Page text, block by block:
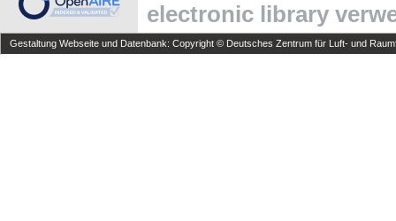
electronic library
Gestaltung Webseite und Datenbank: Copyright © Deutsches Zentrum für Luft- und